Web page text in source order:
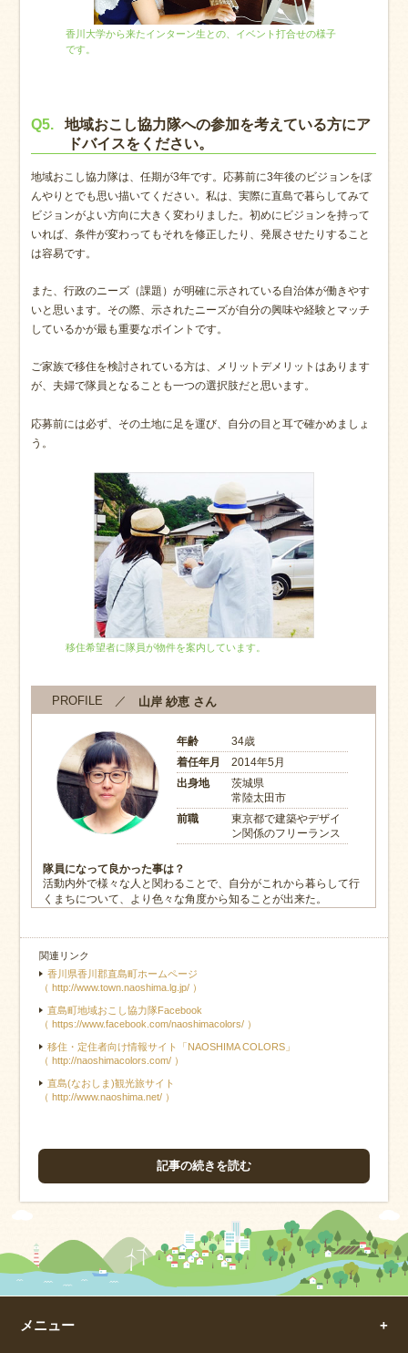
香川大学から来たインターン生との、イベント打合せの様子
です。
Q5.
地域おこし協力隊への参加を考えている方にア
ドバイスをください。
地域おこし協力隊は、任期が3年です。応募前に3年後のビジョンをぼ
んやりとでも思い描いてください。私は、実際に直島で暮らしてみて
ビジョンがよい方向に大きく変わりました。初めにビジョンを持って
いれば、条件が変わってもそれを修正したり、発展させたりすること
は容易です。
また、行政のニーズ（課題）が明確に示されている自治体が働きやす
いと思います。その際、示されたニーズが自分の興味や経験とマッチ
しているかが最も重要なポイントです。
ご家族で移住を検討されている方は、メリットデメリットはあります
が、夫婦で隊員となることも一つの選択肢だと思います。
応募前には必ず、その土地に足を運び、自分の目と耳で確かめましょ
う。
移住希望者に隊員が物件を案内しています。
PROFILE ／ 山岸 紗恵 さん
年齢
34歳
着任年月
2014年5月
出身地
茨城県
常陸太田市
前職
東京都で建築やデザイ
ン関係のフリーランス
隊員になって良かった事は？
活動内外で様々な人と関わることで、自分がこれから暮らして行
くまちについて、より色々な角度から知ることが出来た。
関連リンク
香川県香川郡直島町ホームページ
（ http://www.town.naoshima.lg.jp/ ）
直島町地域おこし協力隊Facebook
（ https://www.facebook.com/naoshimacolors/ ）
移住・定住者向け情報サイト「NAOSHIMA COLORS」
（ http://naoshimacolors.com/ ）
直島(なおしま)観光旅サイト
（ http://www.naoshima.net/ ）
記事の続きを読む
メニュー